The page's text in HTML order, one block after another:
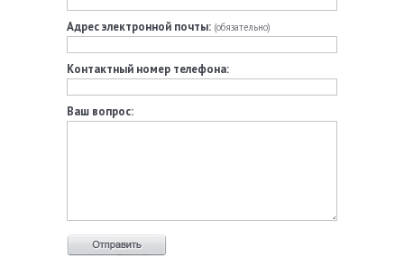
Адрес электронной почты: (обязательно)
Контактный номер телефона:
Ваш вопрос: